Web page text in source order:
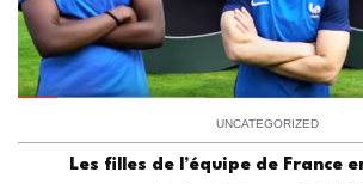
UNCATEGORIZED
Les filles de l’équipe de France